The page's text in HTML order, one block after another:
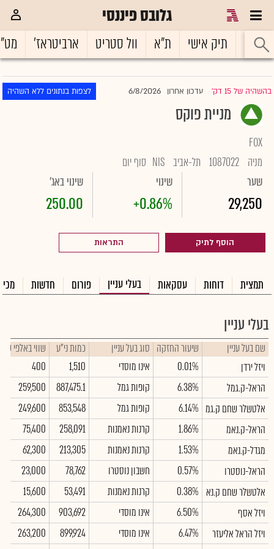
גלובס פיננסי
ראשי תיק אישי ת"א וול סטריט ארביטראז'
בהשהיה של 15 דק' |עדכון אחרון 6/8/2026 לצפות בנתונים ללא השהיה
מניית פוקס
FOX
מניה 1087022 תל-אביב NIS סוף יום
שער
29,250
שינוי
+0.86%
שינוי באג'
250.00
הוסף לתיק התראות
תמצית דוחות עסקאות בעלי עניין פורום חדשות
בעלי עניין
שם בעל עניין שיעור החזקה סוג בעל עניין כמות ני"ע
שווי באלפי
ויזל ירדן
0.01% אינו מוסדי 1,510
400
הראל-ק.גמל
6.38% קופות גמל 887,475.1
259,500
אלטשלר שחם ק.גמ 6.14% קופות גמל 853,548
249,600
הראל-ק.נאמ
1.86% קרנות נאמנות 258,091
75,400
מגדל-ק.נאמ
1.53% קרנות נאמנות 213,305
62,300
הראל-נוסטרו
0.57% חשבון נוסטרו 78,762
23,000
אלטשלר שחם ק.נא 0.38% קרנות נאמנות 53,491
15,600
ויזל אסף
6.50% אינו מוסדי 903,692
264,300
ויזל הראל אליעזר
6.47% אינו מוסדי 899,924
263,200